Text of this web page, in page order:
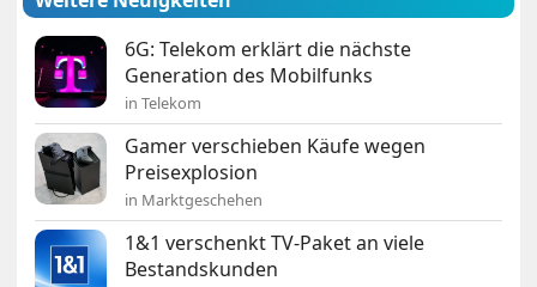
6G: Telekom erklärt die nächste
Generation des Mobilfunks
in Telekom
Gamer verschieben Käufe wegen
Preisexplosion
in Marktgeschehen
1&1 verschenkt TV-Paket an viele
Bestandskunden